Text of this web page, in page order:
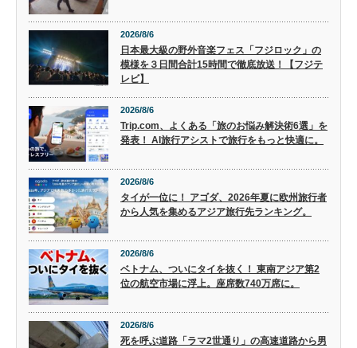
2026/8/6
日本最大級の野外音楽フェス「フジロック」の
模様を３日間合計15時間で徹底放送！【フジテ
レビ】
2026/8/6
Trip.com、よくある「旅のお悩み解決術6選」を
発表！ AI旅行アシストで旅行をもっと快適に。
2026/8/6
タイが一位に！ アゴダ、2026年夏に欧州旅行者
から人気を集めるアジア旅行先ランキング。
2026/8/6
ベトナム、ついにタイを抜く！ 東南アジア第2
位の航空市場に浮上。座席数740万席に。
2026/8/6
死を呼ぶ道路「ラマ2世通り」の高速道路から男